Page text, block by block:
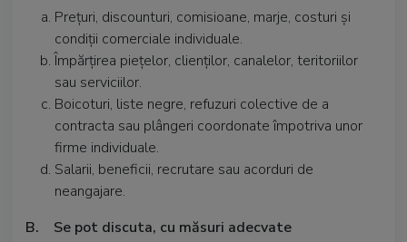
Prețuri, discounturi, comisioane, marje, costuri și
condiții comerciale individuale.
Împărțirea piețelor, clienților, canalelor, teritoriilor
sau serviciilor.
Boicoturi, liste negre, refuzuri colective de a
contracta sau plângeri coordonate împotriva unor
firme individuale.
Salarii, beneficii, recrutare sau acorduri de
neangajare.
B. Se pot discuta, cu măsuri adecvate